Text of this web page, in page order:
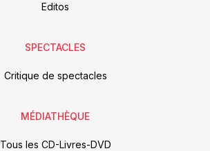
Editos
SPECTACLES
Critique de spectacles
MÉDIATHÈQUE
Tous les CD-Livres-DVD